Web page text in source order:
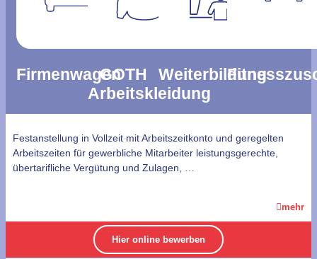
FirmenwagenGOTH
Arbeitskleidung
Weiterbildung
Festanstellung in Vollzeit mit Arbeitszeitkonto und geregelten
Arbeitszeiten für gewerbliche Mitarbeiter leistungsgerechte,
übertarifliche Vergütung und Zulagen, …
mehr
Hier online bewerben